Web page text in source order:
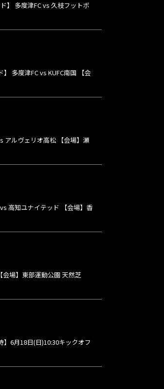
】 多度津FC vs 久枝フットボ
多度津FC vs KUFC南国 【会
アルヴェリオ高松 【会場】瀬
高知ユナイテッド 【会場】香
会場】東部運動公園 天然芝
6月18日(日)10:30キックオフ